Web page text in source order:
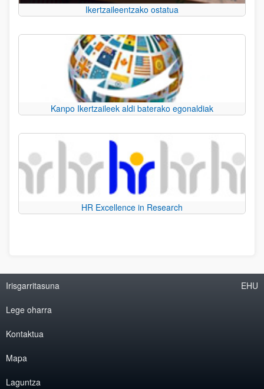
Ikertzaileentzako ostatua
Kanpo Ikertzaileek aldi baterako egonaldiak
HR Excellence in Research
Irisgarritasuna
Lege oharra
Kontaktua
Mapa
Laguntza
EHU